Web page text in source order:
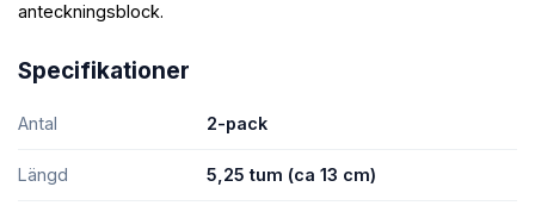
anteckningsblock.
Specifikationer
Antal 2-pack
Längd 5,25 tum (ca 13 cm)